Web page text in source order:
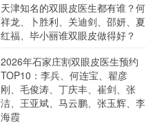
天津知名的双眼皮医生都有谁？何
祥龙、卜胜利、关迪剑、邵妍、夏
红福、毕小丽谁双眼皮做得好？
2026年石家庄割双眼皮医生预约
TOP10：李兵、何连宝、翟彦
刚、毛俊涛、丁庆丰、崔剑、张
洁、王亚斌、马云鹏、张玉辉、李
海霞